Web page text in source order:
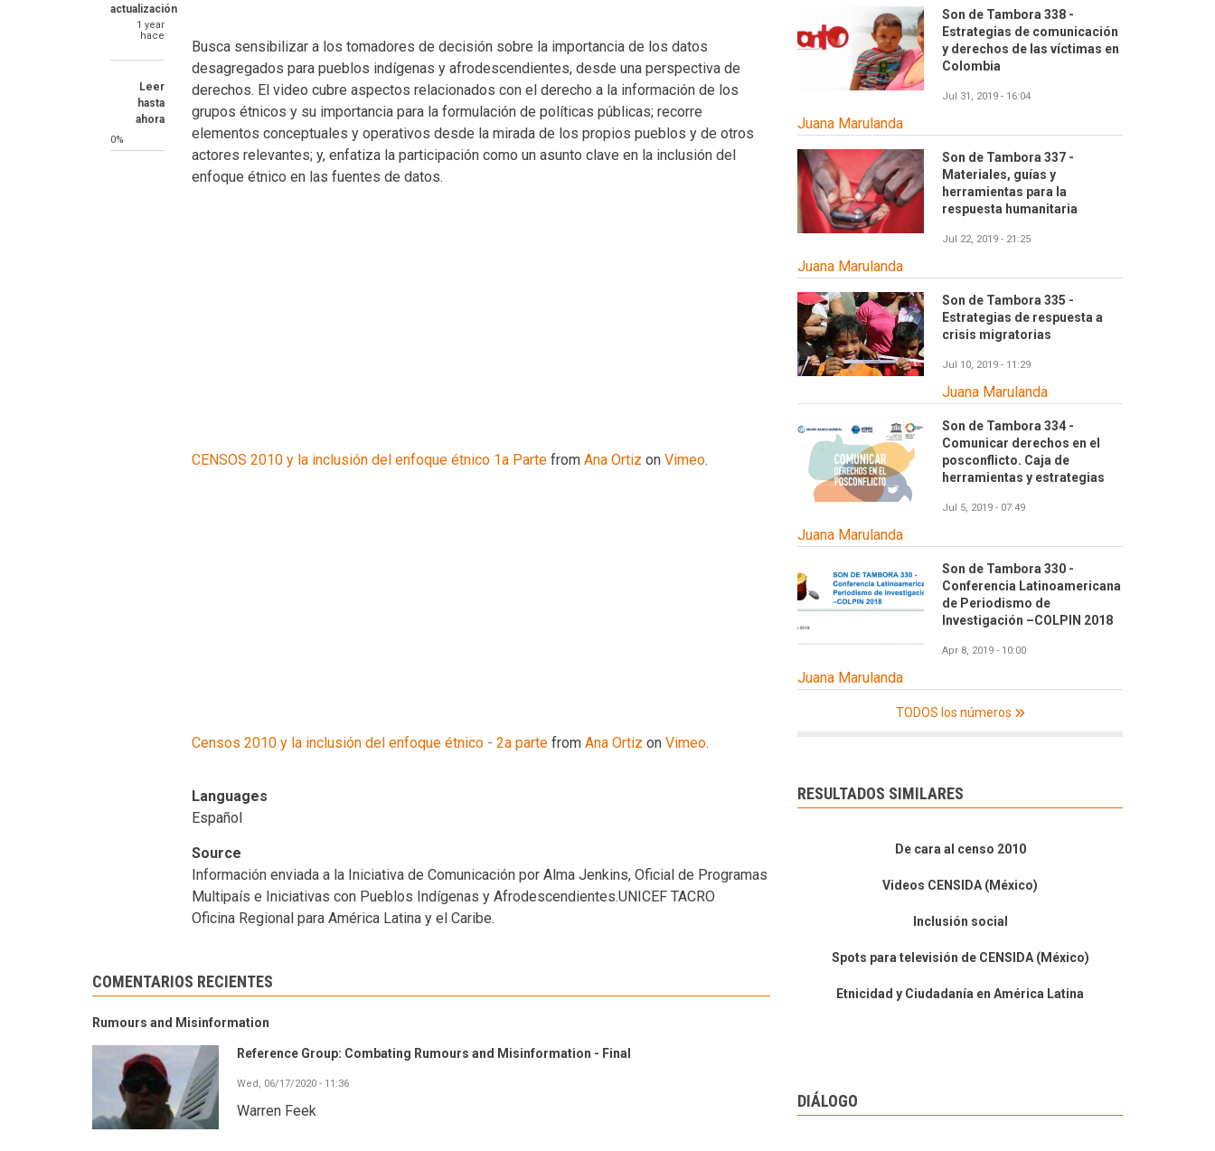
actualización
1 year
hace
Leer
hasta
ahora
0%
Busca sensibilizar a los tomadores de decisión sobre la importancia de los datos
desagregados para pueblos indígenas y afrodescendientes, desde una perspectiva de
derechos. El video cubre aspectos relacionados con el derecho a la información de los
grupos étnicos y su importancia para la formulación de políticas públicas; recorre
elementos conceptuales y operativos desde la mirada de los propios pueblos y de otros
actores relevantes; y, enfatiza la participación como un asunto clave en la inclusión del
enfoque étnico en las fuentes de datos.
CENSOS 2010 y la inclusión del enfoque étnico 1a Parte from Ana Ortiz on Vimeo.
Censos 2010 y la inclusión del enfoque étnico - 2a parte from Ana Ortiz on Vimeo.
Languages
Español
Source
Información enviada a la Iniciativa de Comunicación por Alma Jenkins, Oficial de Programas
Multipaís e Iniciativas con Pueblos Indígenas y Afrodescendientes.UNICEF TACRO
Oficina Regional para América Latina y el Caribe.
COMENTARIOS RECIENTES
Rumours and Misinformation
Reference Group: Combating Rumours and Misinformation - Final
Wed, 06/17/2020 - 11:36
Warren Feek
Son de Tambora 338 -
Estrategias de comunicación
y derechos de las víctimas en
Colombia
Jul 31, 2019 - 16:04
Juana Marulanda
Son de Tambora 337 -
Materiales, guías y
herramientas para la
respuesta humanitaria
Jul 22, 2019 - 21:25
Juana Marulanda
Son de Tambora 335 -
Estrategias de respuesta a
crisis migratorias
Jul 10, 2019 - 11:29
Juana Marulanda
Son de Tambora 334 -
Comunicar derechos en el
posconflicto. Caja de
herramientas y estrategias
Jul 5, 2019 - 07:49
Juana Marulanda
Son de Tambora 330 -
Conferencia Latinoamericana
de Periodismo de
Investigación –COLPIN 2018
Apr 8, 2019 - 10:00
Juana Marulanda
TODOS los números
RESULTADOS SIMILARES
De cara al censo 2010
Videos CENSIDA (México)
Inclusión social
Spots para televisión de CENSIDA (México)
Etnicidad y Ciudadanía en América Latina
DIÁLOGO